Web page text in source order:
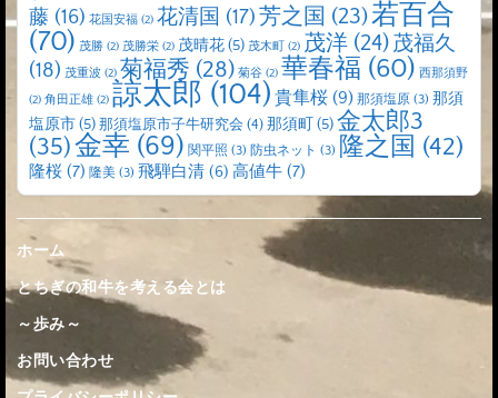
藤 (16) 花国安福 (2) 花清国 (17)芳之国 (23)若百合
(70) 茂勝 (2) 茂勝栄 (2) 茂晴花(5) 茂木町 (2) 茂洋 (24)茂福久
(18) 茂重波 (2) 菊福秀 (28) 菊谷 (2) 華春福 (60) 西那須野
(2) 角田正雄 (2) 諒太郎 (104) 貴隼桜 (9) 那須塩原 (3) 那須
塩原市(5) 那須塩原市子牛研究会 (4) 那須町 (5)金太郎3
(35)金幸 (69) 関平照 (3) 防虫ネット (3) 隆之国 (42)
隆桜 (7) 隆美 (3) 飛騨白清 (6) 高値牛 (7)
ホーム
とちぎの和牛を考える会とは
～歩み～
お問い合わせ